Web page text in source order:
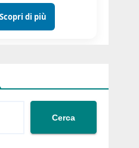
Cerca
Scopri di più